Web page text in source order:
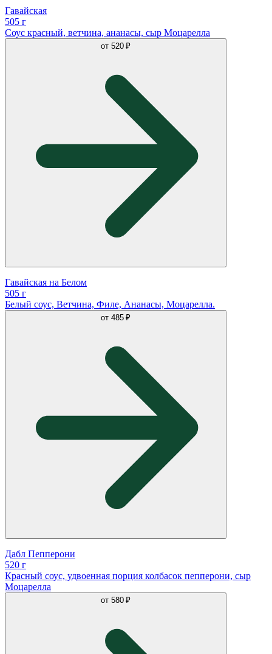
Гавайская
505 г
Соус красный, ветчина, ананасы, сыр Моцарелла
от 520 ₽
Гавайская на Белом
505 г
Белый соус, Ветчина, Филе, Ананасы, Моцарелла.
от 485 ₽
Дабл Пепперони
520 г
Красный соус, удвоенная порция колбасок пепперони, сыр
Моцарелла
от 580 ₽